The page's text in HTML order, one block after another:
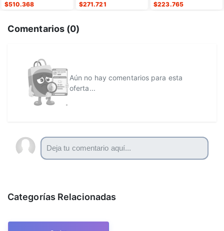
$510.368 $271.721 $223.765
Comentarios (0)
Aún no hay comentarios para esta
oferta...
Categorías Relacionadas